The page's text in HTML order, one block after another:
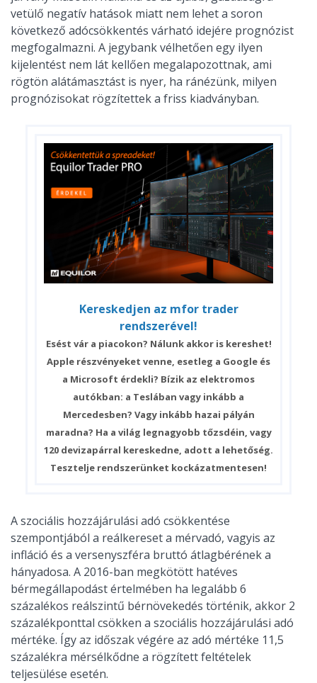
vetülő negatív hatások miatt nem lehet a soron
következő adócsökkentés várható idejére prognózist
megfogalmazni. A jegybank vélhetően egy ilyen
kijelentést nem lát kellően megalapozottnak, ami
rögtön alátámasztást is nyer, ha ránézünk, milyen
prognózisokat rögzítettek a friss kiadványban.
Kereskedjen az mfor trader
rendszerével!
Esést vár a piacokon? Nálunk akkor is kereshet!
Apple részvényeket venne, esetleg a Google és
a Microsoft érdekli? Bízik az elektromos
autókban: a Teslában vagy inkább a
Mercedesben? Vagy inkább hazai pályán
maradna? Ha a világ legnagyobb tőzsdéin, vagy
120 devizapárral kereskedne, adott a lehetőség.
Tesztelje rendszerünket kockázatmentesen!
A szociális hozzájárulási adó csökkentése
szempontjából a reálkereset a mérvadó, vagyis az
infláció és a versenyszféra bruttó átlagbérének a
hányadosa. A 2016-ban megkötött hatéves
bérmegállapodást értelmében ha legalább 6
százalékos reálszintű bérnövekedés történik, akkor 2
százalékponttal csökken a szociális hozzájárulási adó
mértéke. Így az időszak végére az adó mértéke 11,5
százalékra mérsélkődne a rögzített feltételek
teljesülése esetén.